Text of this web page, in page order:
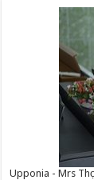
Upponia - Mrs